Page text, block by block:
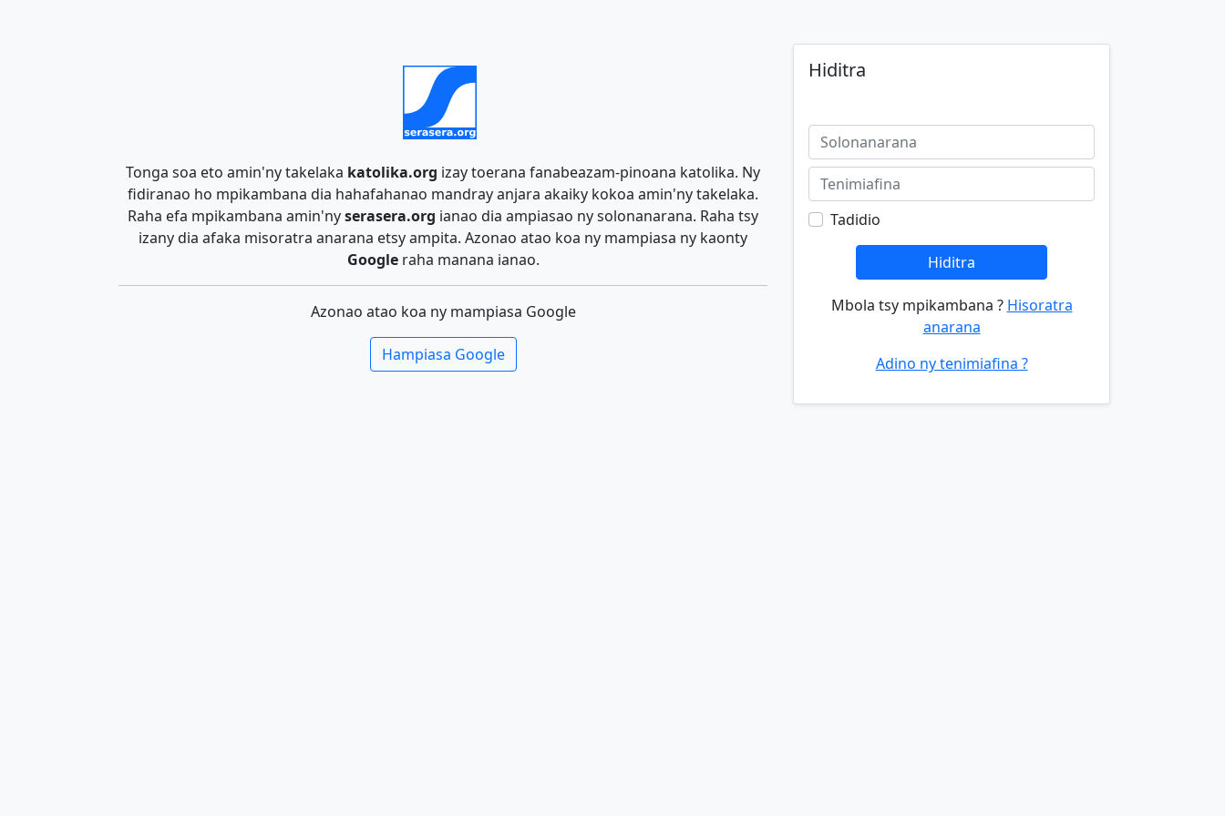
Tonga soa eto amin'ny takelaka katolika.org izay toerana fanabeazam-pinoana katolika. Ny
fidiranao ho mpikambana dia hahafahanao mandray anjara akaiky kokoa amin'ny takelaka.
Raha efa mpikambana amin'nyserasera.org ianao dia ampiasao ny solonanarana. Raha tsy
izany dia afaka misoratra anarana etsy ampita. Azonao atao koa ny mampiasa ny kaonty
Googleraha manana ianao.
Azonao atao koa ny mampiasa Google
Hampiasa Google
Hiditra
Tadidio
Hiditra
Mbola tsy mpikambana ? Hisoratra
anarana
Adino ny tenimiafina ?